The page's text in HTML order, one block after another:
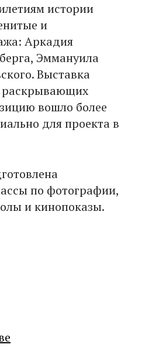
истории
и
Аркадия
Эммануила
Выставка
раскрывающих
вошло более
для проекта в
по фотографии,
и кинопоказы.